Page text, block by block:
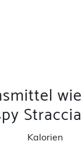
Kalorien